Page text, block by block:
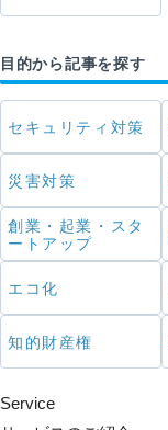
目的から記事を探す
セキュリティ対策
災害対策
創業・起業・スタ
ートアップ
エコ化
知的財産権
Service